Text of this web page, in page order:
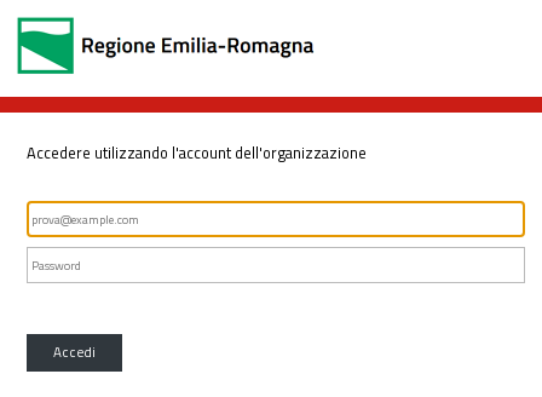
Accedere utilizzando l'account dell'organizzazione
Accedi